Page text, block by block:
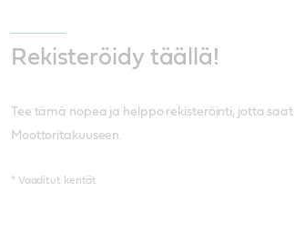
Rekisteröidy täällä!
Tee tämä nopea ja helppo rekisteröinti, jotta
Moottoritakuuseen.
* Vaaditut kentät